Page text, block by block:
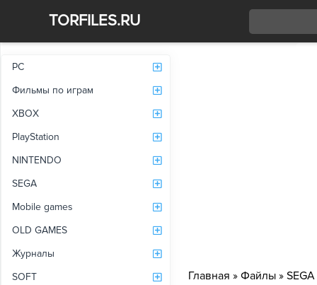
TORFILES.RU
PC
Фильмы по играм
XBOX
PlayStation
NINTENDO
SEGA
Mobile games
OLD GAMES
Журналы
SOFT
Главная » Файлы » SEGA